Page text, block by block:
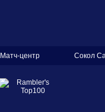
Матч-центр Сокол